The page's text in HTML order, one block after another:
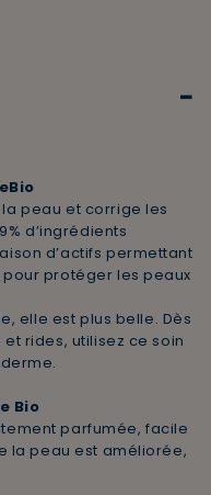
−
peau et corrige les
d’ingrédients
d’actifs permettant
protéger les peaux
elle est plus belle. Dès
rides, utilisez ce soin
Bio
parfumée, facile
la peau est améliorée,